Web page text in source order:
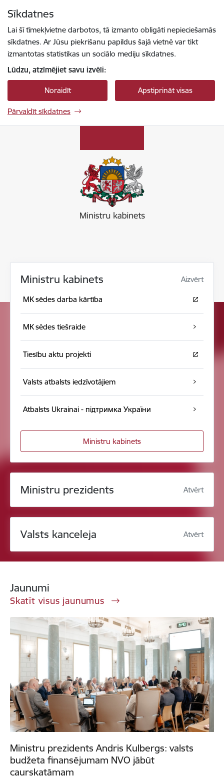
Sīkdatnes
Lai šī tīmekļvietne darbotos, tā izmanto obligāti nepieciešamās
sīkdatnes. Ar Jūsu piekrišanu papildus šajā vietnē var tikt
izmantotas statistikas un sociālo mediju sīkdatnes.
Lūdzu, atzīmējiet savu izvēli:
Noraidīt Apstiprināt visas
Pārvaldīt sīkdatnes
Ministru kabinets Aizvērt
MK sēdes darba kārtība
MK sēdes tiešraide
Tiesību aktu projekti
Valsts atbalsts iedzīvotājiem
Atbalsts Ukrainai - підтримка України
Ministru kabinets
Ministru prezidents Atvērt
Valsts kanceleja Atvērt
Jaunumi
Skatīt visus jaunumus
Ministru prezidents Andris Kulbergs: valsts
budžeta finansējumam NVO jābūt
caurskatāmam